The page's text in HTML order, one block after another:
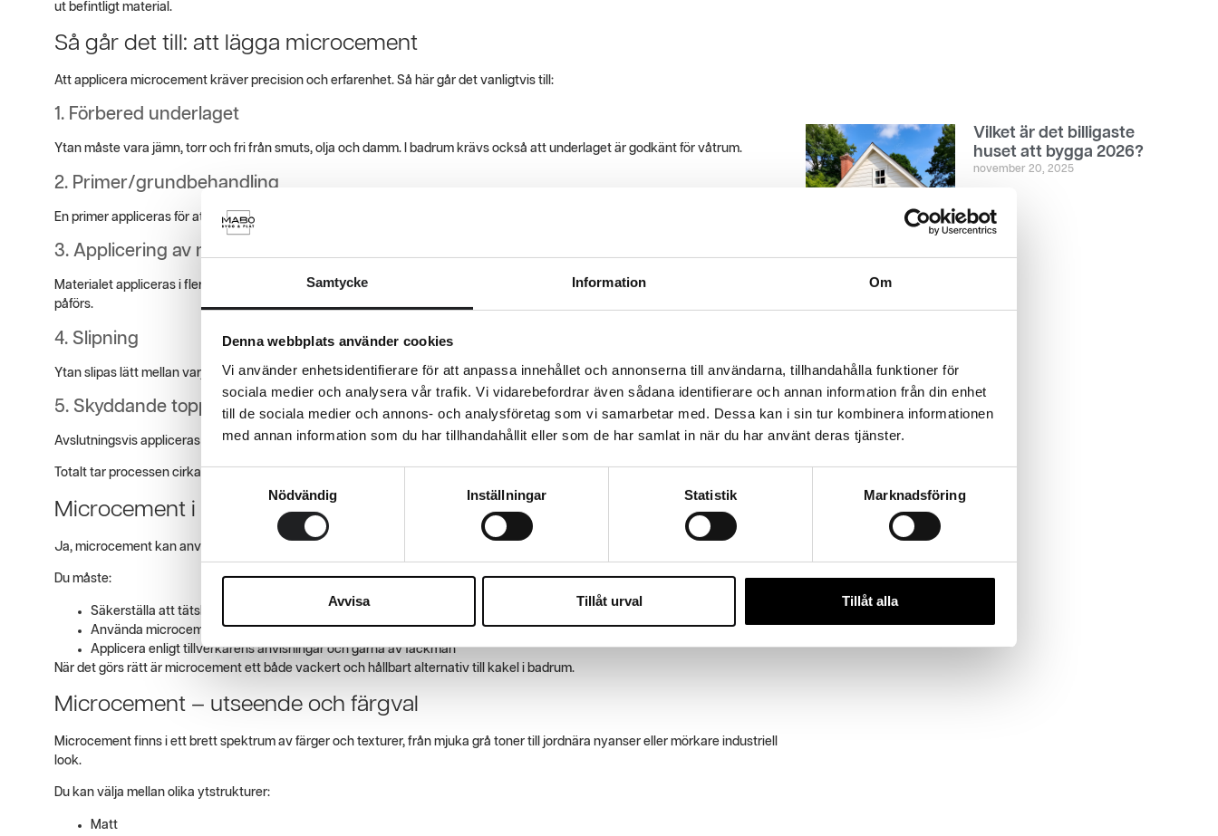
Samtycke Information Om
Denna webbplats använder cookies
Vi använder enhetsidentifierare för att anpassa innehållet och annonserna till användarna, tillhandahålla funktioner för
sociala medier och analysera vår trafik. Vi vidarebefordrar även sådana identifierare och annan information från din enhet
till de sociala medier och annons- och analysföretag som vi samarbetar med. Dessa kan i sin tur kombinera informationen
med annan information som du har tillhandahållit eller som de har samlat in när du har använt deras tjänster.
Nödvändig
Inställningar Statistik Marknadsföring
Avvisa Tillåt urval Tillåt alla
Vilket är det billigaste
huset att bygga 2026?
november 20, 2025
ut befintligt material.
Så går det till: att lägga microcement
Att applicera microcement kräver precision och erfarenhet. Så här går det vanligtvis till:
1. Förbered underlaget
Ytan måste vara jämn, torr och fri från smuts, olja och damm. I badrum krävs också att underlaget är godkänt för våtrum.
2. Primer/grundbehandling
En primer appliceras för att förbättra vidhäftningen.
3. Applicering av microcement
Materialet appliceras i flera tunna lager (vanligtvis 2–3 lager) med spackel eller specialverktyg. Varje lager får torka innan nästa
påförs.
4. Slipning
Ytan slipas lätt mellan varje lager för att få en jämn finish.
5. Skyddande topplack
Avslutningsvis appliceras en topplack eller sealer för att skydda ytan mot väta, fläckar och slitage.
Totalt tar processen cirka 3–5 dagar beroende på ytan och miljön.
Microcement i badrum – godkänt eller inte?
Ja, microcement kan användas i badrum, inklusive i duschutrymmen – men det är viktigt att det installeras korrekt.
Du måste:
Säkerställa att tätskiktet är godkänt
Använda microcement som är vattentätt och lämpat för våtrum
Applicera enligt tillverkarens anvisningar och gärna av fackman
När det görs rätt är microcement ett både vackert och hållbart alternativ till kakel i badrum.
Microcement – utseende och färgval
Microcement finns i ett brett spektrum av färger och texturer, från mjuka grå toner till jordnära nyanser eller mörkare industriell
look.
Du kan välja mellan olika ytstrukturer:
Matt